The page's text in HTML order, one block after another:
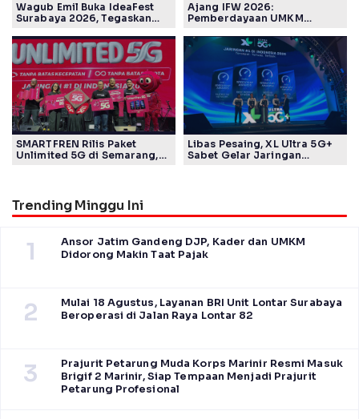
Wagub Emil Buka IdeaFest
Surabaya 2026, Tegaskan
Timur
Ajang IFW 2026:
Pemberdayaan UMKM
Kelompok Disabilitas dan
Keberlanjutan
SMARTFREN Rilis Paket
Unlimited 5G di Semarang,
Libas Pesaing, XL Ultra 5G+
Sabet Gelar Jaringan
Trending Minggu Ini
1
Ansor Jatim Gandeng DJP, Kader dan UMKM
Didorong Makin Taat Pajak
2
Mulai 18 Agustus, Layanan BRI Unit Lontar Surabaya
Beroperasi di Jalan Raya Lontar 82
3
Prajurit Petarung Muda Korps Marinir Resmi Masuk
Brigif 2 Marinir, Siap Tempaan Menjadi Prajurit
Petarung Profesional